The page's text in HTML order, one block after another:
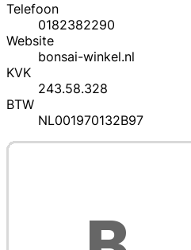
Telefoon
0182382290
Website
bonsai-winkel.nl
KVK
243.58.328
BTW
NL001970132B97